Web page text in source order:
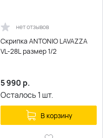
нет отзывов
Скрипка ANTONIO LAVAZZA
VL-28L размер 1/2
5 990 р.
Осталось 1 шт.
В корзину